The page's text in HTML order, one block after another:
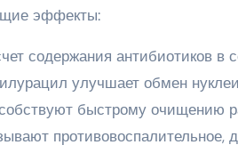
эффекты:
содержания антибиотиков в
улучшает обмен
быстрому очищению